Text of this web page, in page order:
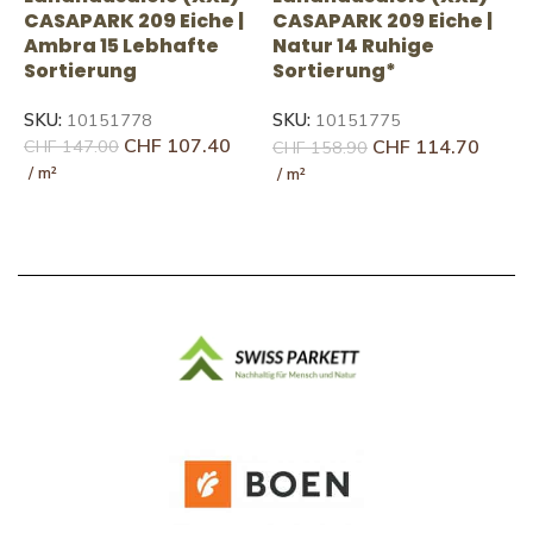
CASAPARK 209 Eiche |
Ambra 15 Lebhafte
Sortierung
SKU: 10151778
CHF147.00 CHF 107.40
CASAPARK 209 Eiche |
Natur 14 Ruhige
Sortierung*
SKU: 10151775
CHF158.90 CHF 114.70